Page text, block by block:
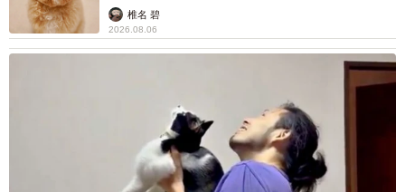
椎名 碧
2026.08.06